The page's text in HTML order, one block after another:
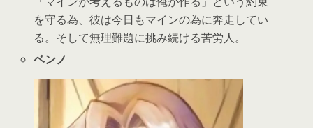
を守る為、彼は今日もマインの為に奔走してい
る。そして無理難題に挑み続ける苦労人。
ベンノ